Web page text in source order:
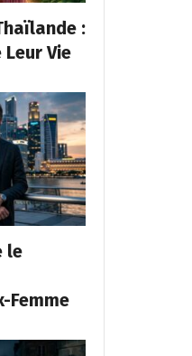
:
Leur Vie
le
Femme